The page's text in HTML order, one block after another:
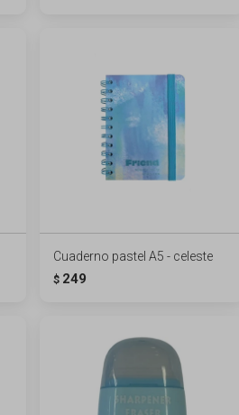
Cuaderno pastel A5 - celeste
$ 249